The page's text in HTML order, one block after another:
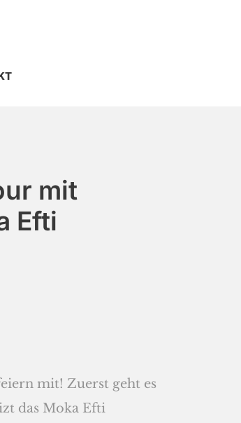
mit
Efti
mit! Zuerst geht es
das Moka Efti